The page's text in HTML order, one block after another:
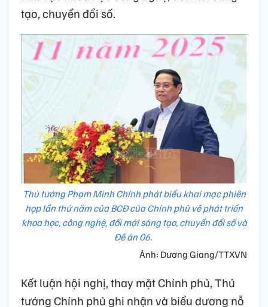
tạo, chuyển đổi số.
Thủ tướng Phạm Minh Chính phát biểu khai mạc phiên
họp lần thứ năm của BCĐ của Chính phủ về phát triển
khoa học, công nghệ, đổi mới sáng tạo, chuyển đổi số và
Đề án 06.
Ảnh: Dương Giang/TTXVN
Kết luận hội nghị, thay mặt Chính phủ, Thủ
tướng Chính phủ ghi nhận và biểu dương nỗ